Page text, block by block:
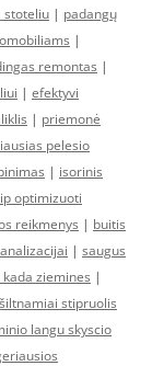
stoteliu | padangų
|
remontas |
| efektyvi
| priemonė
pelesio
| isorinis
optimizuoti
reikmenys | buitis
| saugus
kada ziemines |
stipruolis
langu skyscio